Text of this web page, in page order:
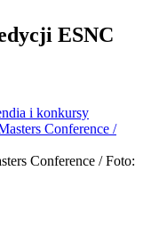
ESNC
i konkursy
Conference / Foto: